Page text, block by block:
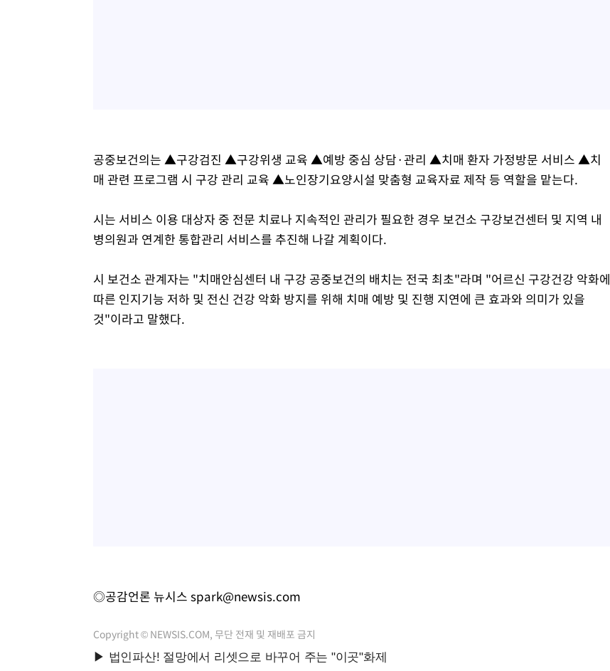
공중보건의는 ▲구강검진 ▲구강위생 교육 ▲예방 중심 상담·관리 ▲치매 환자 가정방문 서비스 ▲치
매 관련 프로그램 시 구강 관리 교육 ▲노인장기요양시설 맞춤형 교육자료 제작 등 역할을 맡는다.
시는 서비스 이용 대상자 중 전문 치료나 지속적인 관리가 필요한 경우 보건소 구강보건센터 및 지역 내
병의원과 연계한 통합관리 서비스를 추진해 나갈 계획이다.
시 보건소 관계자는 "치매안심센터 내 구강 공중보건의 배치는 전국 최초"라며 "어르신 구강건강 악화에
따른 인지기능 저하 및 전신 건강 악화 방지를 위해 치매 예방 및 진행 지연에 큰 효과와 의미가 있을
것"이라고 말했다.
◎공감언론 뉴시스 spark@newsis.com
Copyright © NEWSIS.COM, 무단 전재 및 재배포 금지